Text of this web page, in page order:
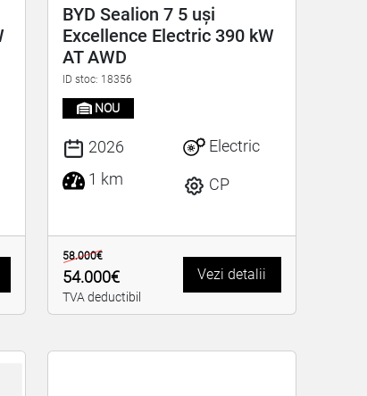
BYD Sealion 7 5 uși
Excellence Electric 390 kW
AT AWD
ID stoc: 18356
NOU
2026
1 km
Electric
CP
58.000€
54.000€
TVA deductibil
Vezi detalii